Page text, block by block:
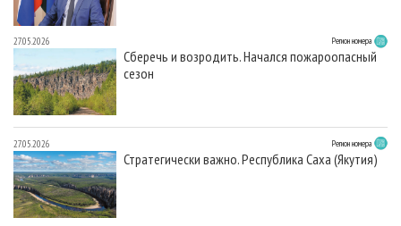
27.05.2026 Регион номера
Сберечь и возродить. Начался пожароопасный
сезон
27.05.2026 Регион номера
Стратегически важно. Республика Саха (Якутия)